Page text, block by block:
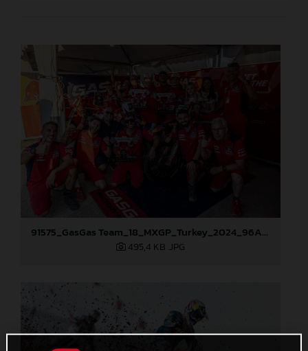
91575_GasGas Team_18_MXGP_Turkey_2024_96A3805
495,4 KB .JPG